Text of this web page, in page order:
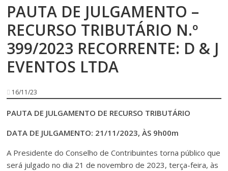
PAUTA DE JULGAMENTO –
RECURSO TRIBUTÁRIO N.º
399/2023 RECORRENTE: D & J
EVENTOS LTDA
16/11/23
PAUTA DE JULGAMENTO DE RECURSO TRIBUTÁRIO
DATA DE JULGAMENTO: 21/11/2023, ÀS 9h00m
A Presidente do Conselho de Contribuintes torna público que
será julgado no dia 21 de novembro de 2023, terça-feira, às